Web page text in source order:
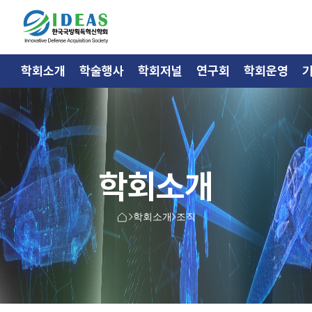
학회소개
학회소개 조직
학회소개 학술행사 학회저널 연구회 학회운영